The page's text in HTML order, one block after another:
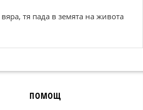
тя пада в земята на живота
ПОМОЩ